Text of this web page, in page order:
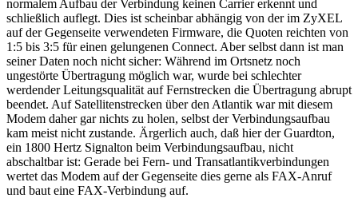
normalem Aufbau der Verbindung keinen Carrier erkennt und
schließlich auflegt. Dies ist scheinbar abhängig von der im ZyXEL
auf der Gegenseite verwendeten Firmware, die Quoten reichten von
1:5 bis 3:5 für einen gelungenen Connect. Aber selbst dann ist man
seiner Daten noch nicht sicher: Während im Ortsnetz noch
ungestörte Übertragung möglich war, wurde bei schlechter
werdender Leitungsqualität auf Fernstrecken die Übertragung abrupt
beendet. Auf Satellitenstrecken über den Atlantik war mit diesem
Modem daher gar nichts zu holen, selbst der Verbindungsaufbau
kam meist nicht zustande. Ärgerlich auch, daß hier der Guardton,
ein 1800 Hertz Signalton beim Verbindungsaufbau, nicht
abschaltbar ist: Gerade bei Fern- und Transatlantikverbindungen
wertet das Modem auf der Gegenseite dies gerne als FAX-Anruf
und baut eine FAX-Verbindung auf.